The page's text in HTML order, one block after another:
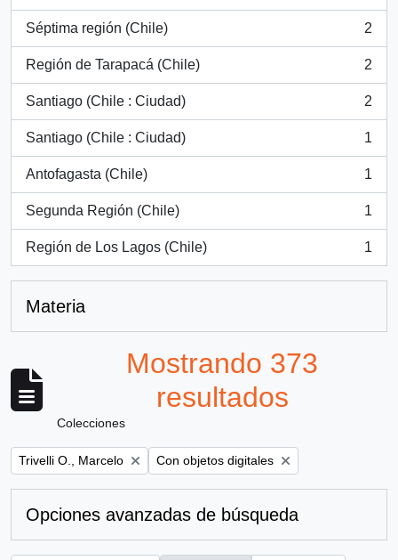
Séptima región (Chile)
, 2 resultados
2
Región de Tarapacá (Chile)
, 2 resultados
2
Santiago (Chile : Ciudad)
, 2 resultados
2
Santiago (Chile : Ciudad)
, 1 resultados
1
Antofagasta (Chile)
, 1 resultados
1
Segunda Región (Chile)
, 1 resultados
1
Región de Los Lagos (Chile)
, 1 resultados
1
Materia
Mostrando 373
resultados
Colecciones
Remove filter:
Trivelli O., Marcelo Remove filter:
Con objetos digitales
Opciones avanzadas de búsqueda